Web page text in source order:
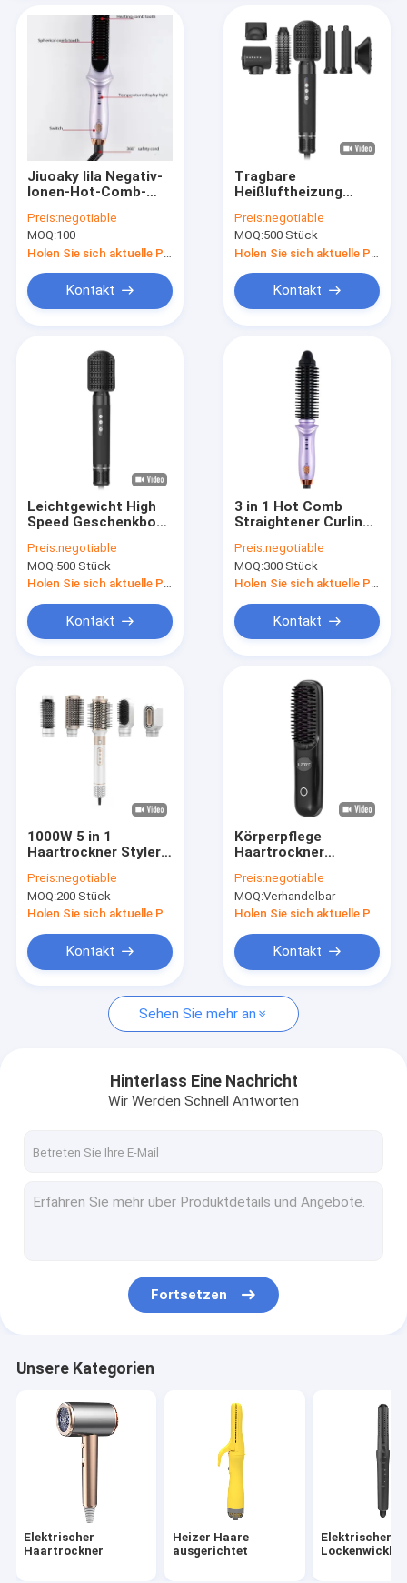
Produkte
Über uns
Werksbesichtigung
Neuigkeiten
Rechtssachen
Bitte um ein Angebot
Heizer Haare ausgerichtet
Elektrischer Haar-Lockenwickler
Hochgeschwindigkeitshaartrockner
Multifunktionaler Haarstiller
Jiuoaky lila Negativ-
Ionen-Hot-Comb-
integriertem Kamm-
Zubehör
Preis:negotiable
MOQ:100
Kontakt
Tragbare
Heißluftheizung
Einstelltemperatur
Preis:negotiable
MOQ:500 Stück
Kontakt
Leichtgewicht High
Speed Geschenkbox
mit Zubehör
Preis:negotiable
MOQ:500 Stück
Holen Sie sich aktuelle Preis
Kontakt
3 in 1 Hot Comb
Straightener Curling
Haarstyling
Werkzeuge Schnelle
Befestigung Styling
Preis:negotiable
MOQ:300 Stück
Holen Sie sich aktuelle Preis
Kontakt
1000W 5 in 1
Haartrockner Styler
Preis:negotiable
MOQ:200 Stück
Holen Sie sich aktuelle Preis
Kontakt
Körperpflege
Haartrockner
Heißluft Kamm
Wärme USB
drahtlose
Haarstrahler Bürste
Preis:negotiable
MOQ:Verhandelbar
Holen Sie sich aktuelle Preis
Kontakt
Sehen Sie mehr an
Hinterlass Eine Nachricht
Wir Werden Schnell Antworten
Fortsetzen
Unsere Kategorien
Elektrischer
Haartrockner
Heizer Haare
ausgerichtet
Elektrischer
Lockenwickler